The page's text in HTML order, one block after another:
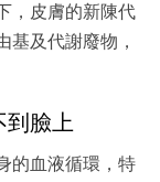
，皮膚的新陳代
基及代謝廢物，
到臉上
的血液循環，特